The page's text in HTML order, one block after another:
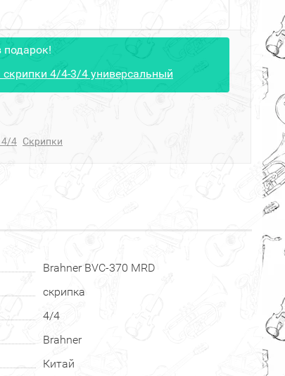
подарок!
4/4-3/4 универсальный
4/4 Скрипки
Brahner BVC-370 MRD
скрипка
4/4
Brahner
Китай